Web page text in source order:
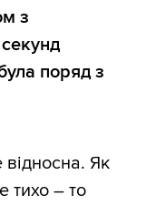
з
поряд з
Як
тихо – то